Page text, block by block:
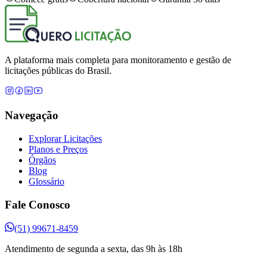
A plataforma mais completa para monitoramento e gestão de
licitações públicas do Brasil.
Navegação
Explorar Licitações
Planos e Preços
Órgãos
Blog
Glossário
Fale Conosco
(51) 99671-8459
Atendimento de segunda a sexta, das 9h às 18h